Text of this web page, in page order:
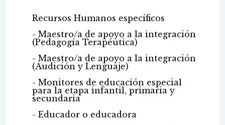
Recursos Humanos específicos
- Maestro/a de apoyo a la integración
(Pedagogía Terapéutica)
- Maestro/a de apoyo a la integración
(Audición y Lenguaje)
- Monitores de educación especial
para la etapa infantil, primaria y
secundaria
- Educador o educadora